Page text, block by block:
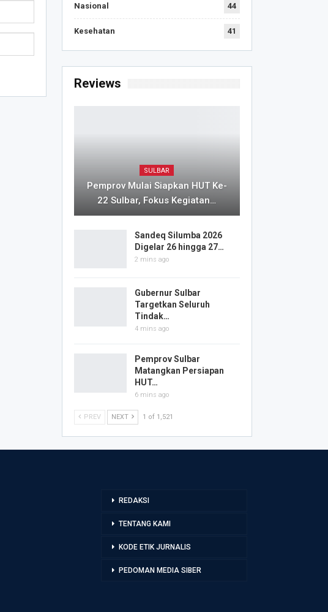
Nasional 44
Kesehatan 41
Reviews
SULBAR
Pemprov Mulai Siapkan HUT Ke-
22 Sulbar, Fokus Kegiatan…
Sandeq Silumba 2026
Digelar 26 hingga 27…
2 mins ago
Gubernur Sulbar
Targetkan Seluruh
Tindak…
4 mins ago
Pemprov Sulbar
Matangkan Persiapan
HUT…
6 mins ago
PREV NEXT 1 of 1,521
REDAKSI
TENTANG KAMI
KODE ETIK JURNALIS
PEDOMAN MEDIA SIBER